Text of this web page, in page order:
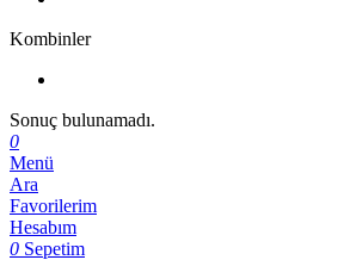
Kombinler
Sonuç bulunamadı.
0
Menü
Ara
Favorilerim
Hesabım
0 Sepetim